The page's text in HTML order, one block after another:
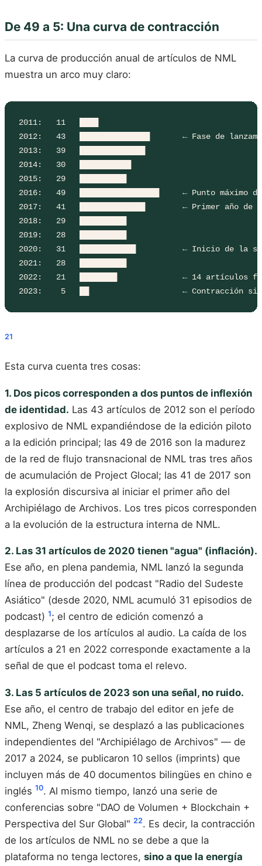
De 49 a 5: Una curva de contracción
La curva de producción anual de artículos de NML
muestra un arco muy claro:
2011:   11   ████
2012:   43   ███████████████       ← Fase de
2013:   39   ██████████████
2014:   30   ███████████
2015:   29   ██████████
2016:   49   █████████████████     ← Punto
2017:   41   ██████████████        ← Primer año
2018:   29   ██████████
2019:   28   ██████████
2020:   31   ████████████          ← Inicio de la
2021:   28   ██████████
2022:   21   ████████              ← 14 artículos
2023:    5   ██                    ← Contracción
21
Esta curva cuenta tres cosas:
1. Dos picos corresponden a dos puntos de inflexión
de identidad. Las 43 artículos de 2012 son el período
explosivo de NML expandiéndose de la edición piloto
a la edición principal; las 49 de 2016 son la madurez
de la red de flujo transnacional de NML tras tres años
de acumulación de Project Glocal; las 41 de 2017 son
la explosión discursiva al iniciar el primer año del
Archipiélago de Archivos. Los tres picos corresponden
a la evolución de la estructura interna de NML.
2. Las 31 artículos de 2020 tienen "agua" (inflación).
Ese año, en plena pandemia, NML lanzó la segunda
línea de producción del podcast "Radio del Sudeste
Asiático" (desde 2020, NML acumuló 31 episodios de
podcast) 1; el centro de edición comenzó a
desplazarse de los artículos al audio. La caída de los
artículos a 21 en 2022 corresponde exactamente a la
señal de que el podcast toma el relevo.
3. Las 5 artículos de 2023 son una señal, no ruido.
Ese año, el centro de trabajo del editor en jefe de
NML, Zheng Wenqi, se desplazó a las publicaciones
independientes del "Archipiélago de Archivos" — de
2017 a 2024, se publicaron 10 sellos (imprints) que
incluyen más de 40 documentos bilingües en chino e
inglés 10. Al mismo tiempo, lanzó una serie de
conferencias sobre "DAO de Volumen + Blockchain +
Perspectiva del Sur Global" 22. Es decir, la contracción
de los artículos de NML no se debe a que la
plataforma no tenga lectores, sino a que la energía